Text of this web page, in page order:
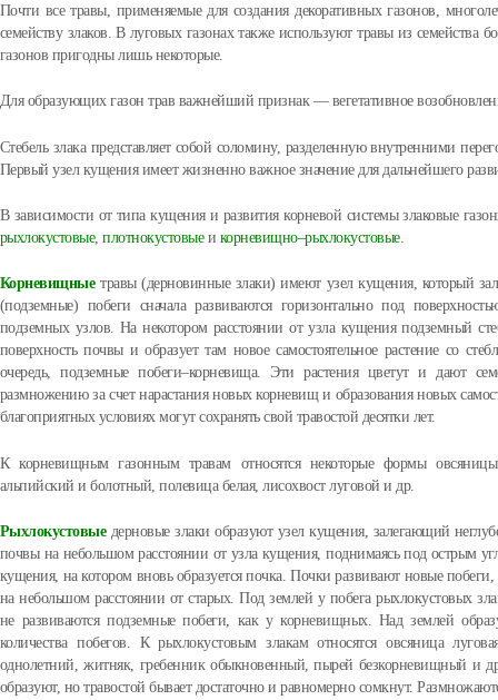
Почти все травы, применяемые для создания декоративных газонов,
семейству злаков. В луговых газонах также используют травы из семейства
газонов пригодны лишь некоторые.
Для образующих газон трав важнейший признак — вегетативное
Стебель злака представляет собой соломину, разделенную внутренними
Первый узел кущения имеет жизненно важное значение для дальнейшего
В зависимости от типа кущения и развития корневой системы злаковые
рыхлокустовые,плотнокустовыеи корневищно–рыхлокустовые
Корневищные травы (дерновинные злаки) имеют узел кущения, который
(подземные) побеги сначала развиваются горизонтально под
подземных узлов. На некотором расстоянии от узла кущения подземный
поверхность почвы и образует там новое самостоятельное растение со
очередь, подземные побеги–корневища. Эти растения цветут и дают
размножению за счет нарастания новых корневищ и образования новых
благоприятных условиях могут сохранять свой травостой десятки лет.
К корневищным газонным травам относятся некоторые формы
альпийский и болотный, полевица белая, лисохвост луговой и др.
Рыхлокустовые дерновые злаки образуют узел кущения, залегающий
почвы на небольшом расстоянии от узла кущения, поднимаясь под острым
кущения, на котором вновь образуется почка. Почки развивают новые
на небольшом расстоянии от старых. Под землей у побега рыхлокустовых
не развиваются подземные побеги, как у корневищных. Над землей
количества побегов. К рыхлокустовым злакам относятся овсяница
однолетний, житняк, гребенник обыкновенный, пырей безкорневищный и
образуют, но травостой бывает достаточно и равномерно сомкнут.